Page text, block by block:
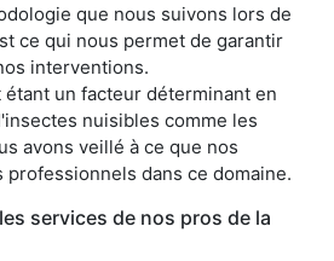
que nous suivons lors de
ce qui nous permet de garantir
interventions.
un facteur déterminant en
nuisibles comme les
avons veillé à ce que nos
dans ce domaine.
services de nos pros de la